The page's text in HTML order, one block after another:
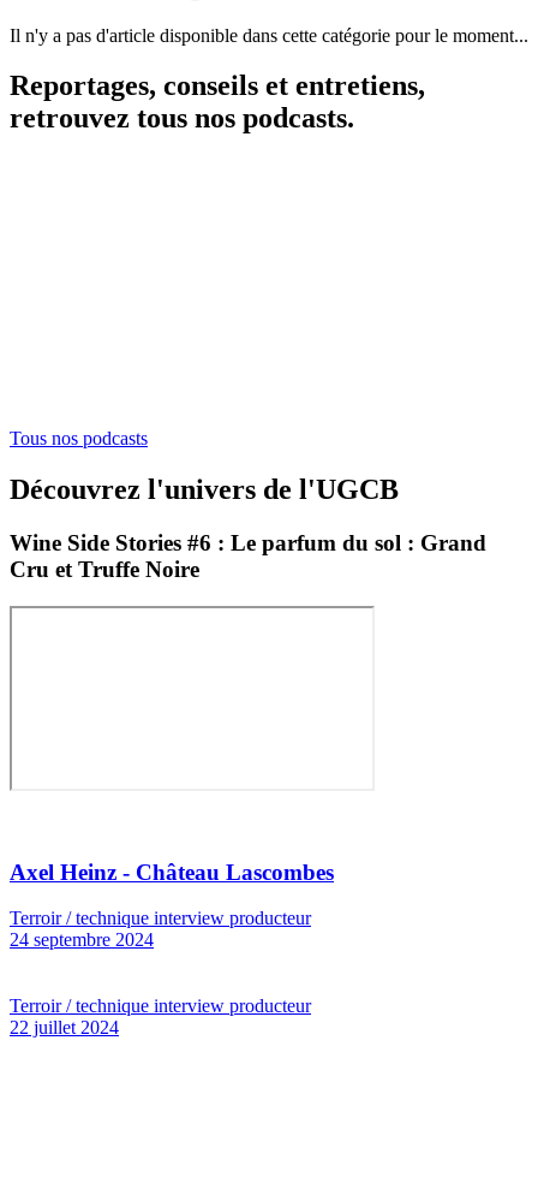
Il n'y a pas d'article disponible dans cette catégorie pour le moment...
Reportages, conseils et entretiens,
retrouvez tous nos podcasts.
Tous nos podcasts
Découvrez l'univers de l'UGCB
Wine Side Stories #6 : Le parfum du sol : Grand
Cru et Truffe Noire
Axel Heinz - Château Lascombes
Terroir / technique interview producteur
24 septembre 2024
Terroir / technique interview producteur
22 juillet 2024